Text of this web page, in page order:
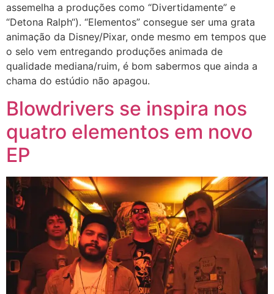
assemelha a produções como “Divertidamente” e
“Detona Ralph“). “Elementos” consegue ser uma grata
animação da Disney/Pixar, onde mesmo em tempos que
o selo vem entregando produções animada de
qualidade mediana/ruim, é bom sabermos que ainda a
chama do estúdio não apagou.
Blowdrivers se inspira nos
quatro elementos em novo
EP